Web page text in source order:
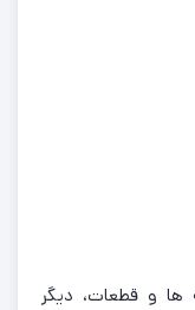
ها و قطعات، دیگر